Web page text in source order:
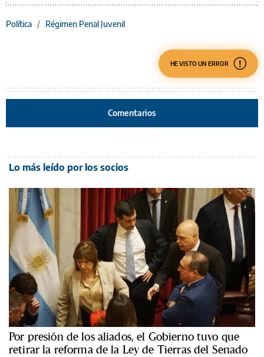
Política / Régimen Penal Juvenil
HE VISTO UN ERROR
Comentarios
Lo más leído por los socios
Por presión de los aliados, el Gobierno tuvo que
retirar la reforma de la Ley de Tierras del Senado